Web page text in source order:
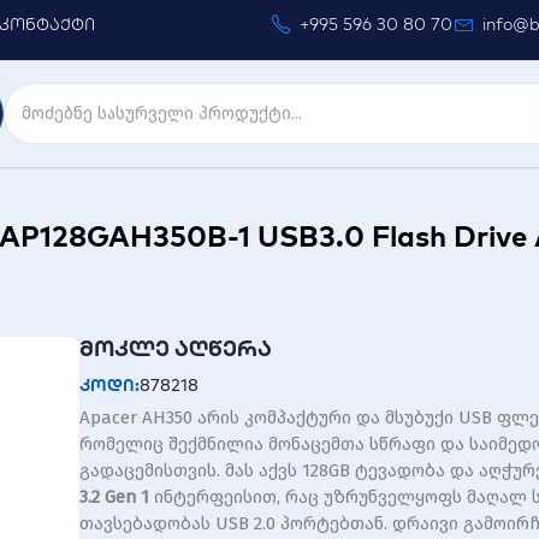
კონტაქტი +995 596 30 80 70
1 USB3.0 Flash Drive
მოკლე აღწერა
კოდი:878218
Apacer AH350 არის კომპაქტური და მსუბუქი USB
რომელიც შექმნილია მონაცემთა სწრაფი და
გადაცემისთვის. მას აქვს 128GB ტევადობა და
3.2 Gen 1 ინტერფეისით, რაც უზრუნველყოფს მაღალ
თავსებადობას USB 2.0 პორტებთან. დრაივი